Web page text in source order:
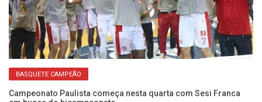
BASQUETE CAMPEÃO
Campeonato Paulista começa nesta quarta com Sesi Franca